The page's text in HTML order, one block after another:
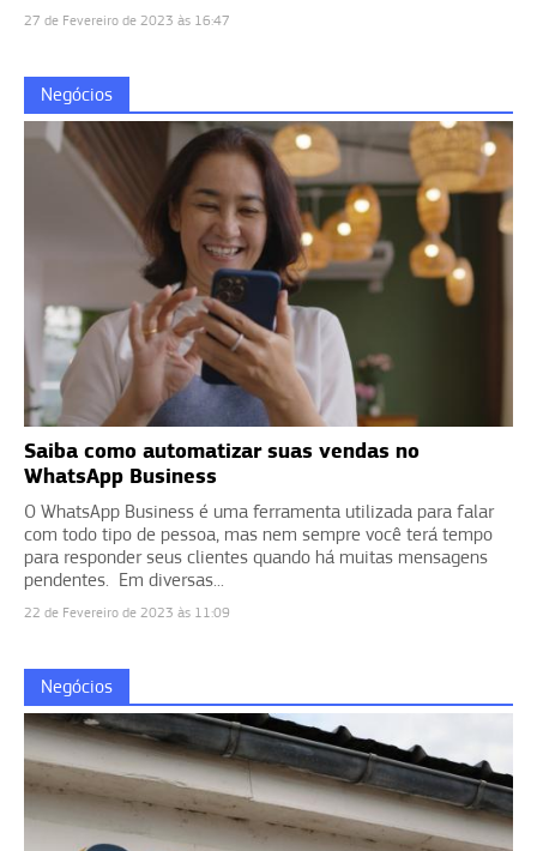
27 de Fevereiro de 2023 às 16:47
Negócios
Saiba como automatizar suas vendas no
WhatsApp Business
O WhatsApp Business é uma ferramenta utilizada para falar
com todo tipo de pessoa, mas nem sempre você terá tempo
para responder seus clientes quando há muitas mensagens
pendentes. Em diversas...
22 de Fevereiro de 2023 às 11:09
Negócios